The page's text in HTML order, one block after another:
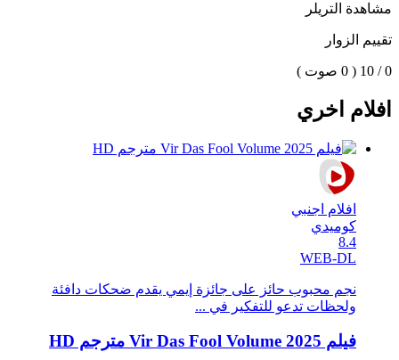
مشاهدة التريلر
تقييم الزوار
0 / 10 ( 0 صوت )
افلام اخري
افلام اجنبي
كوميدي
8.4
WEB-DL
نجم محبوب حائز على جائزة إيمي يقدم ضحكات دافئة
ولحظات تدعو للتفكير في ...
فيلم Vir Das Fool Volume 2025 مترجم HD